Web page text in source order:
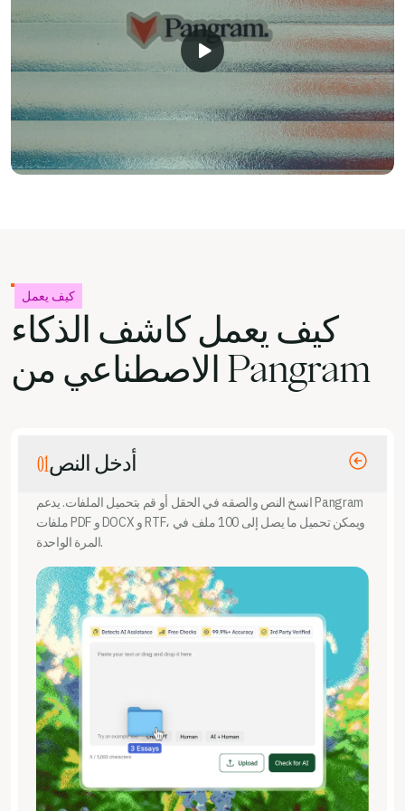
كيف يعمل
كيف يعمل كاشف الذكاء
الاصطناعي من Pangram
01أدخل النص
انسخ النص والصقه في الحقل أو قم بتحميل الملفات. يدعم Pangram
ملفات PDF و DOCX و RTF، ويمكن تحميل ما يصل إلى 100 ملف في
المرة الواحدة.